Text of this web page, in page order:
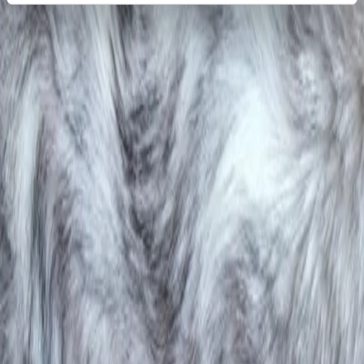
Pour les propriétaires d'animaux
Tous les sites
À propos de nous
Connaissance des animaux & notre quotidien
Numéro d'urgence
Scuol: +41 81 861 00 88
Celerina:+41 81 861 00 81
Clinica Alpina SA
Buorna
CH-7550 Scuol
Suisse
info@clinica-alpina.ch